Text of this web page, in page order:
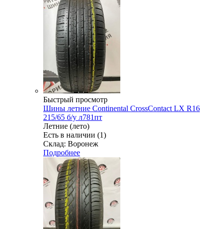
Быстрый просмотр
Шины летние Continental CrossContact LX R16
215/65 б/у л781пт
Летние (лето)
Есть в наличии (1)
Склад: Воронеж
Подробнее